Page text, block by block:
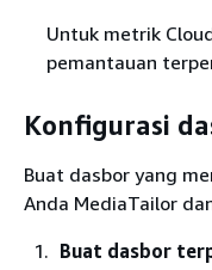
Untuk metrik
pemantauan
Konfigurasi
Buat dasbor yang
Anda MediaTailor
Buat dasbor